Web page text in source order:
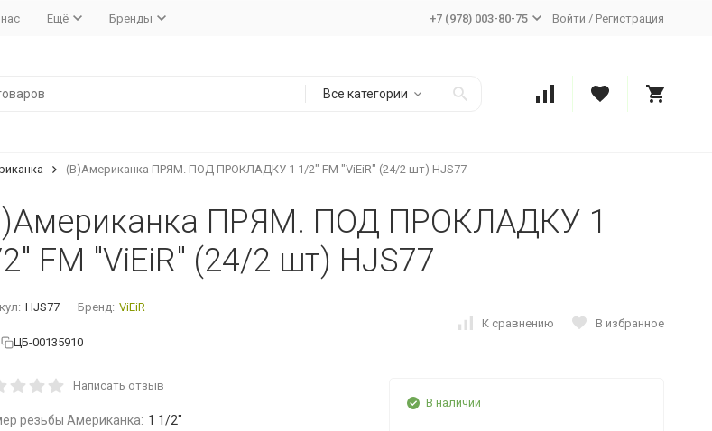
Ещё Бренды +7 (978) 003-80-75 Войти / Регистрация
Все категории
(В)Американка ПРЯМ. ПОД ПРОКЛАДКУ 1 1/2" FM "ViEiR" (24/2 шт) HJS77
ПРЯМ. ПОД ПРОКЛАДКУ 1
FM "ViEiR" (24/2 шт) HJS77
HJS77 Бренд: ViEiR
ЦБ-00135910
К сравнению В избранное
Написать отзыв
резьбы Американка: 1 1/2"
В наличии